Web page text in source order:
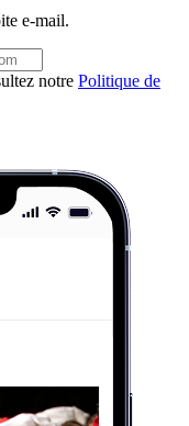
e-mail.
notre Politique de